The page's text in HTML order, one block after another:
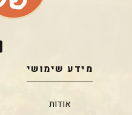
מידע שימושי
אודות